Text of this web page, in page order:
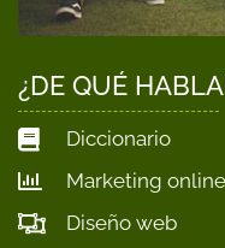
¿DE QUÉ
Diccionario
Marketing online
Diseño web